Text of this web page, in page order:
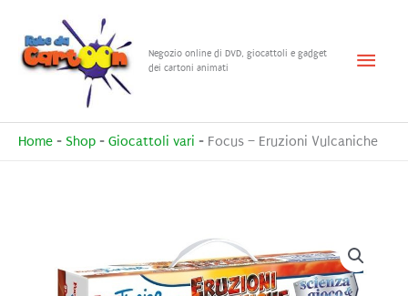
contenuto
Negozio online di DVD, giocattoli e gadget
dei cartoni animati
Menu
Home - Shop - Giocattoli vari - Focus – Eruzioni Vulcaniche